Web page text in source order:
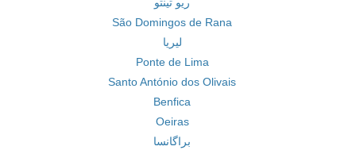
São Domingos de Rana
لیریا
Ponte de Lima
Santo António dos Olivais
Benfica
Oeiras
براگانسا